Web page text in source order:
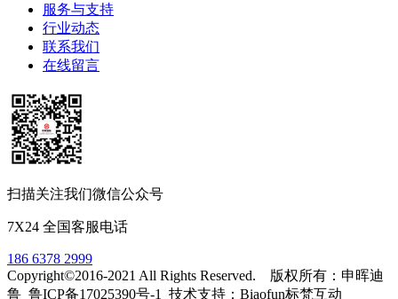
服务与支持
行业动态
联系我们
在线留言
扫描关注我们微信公众号
7X24 全国客服电话
186 6378 2999
Copyright©2016-2021 All Rights Reserved. 版权所有：申晖迪
鲁 鲁ICP备17025390号-1 技术支持：Biaofun标梵互动